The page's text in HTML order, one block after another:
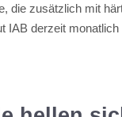
die zusätzlich mit
IAB derzeit